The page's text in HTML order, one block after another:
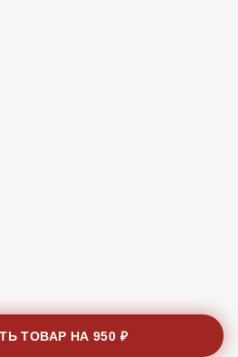
ТОВАР НА950 ₽